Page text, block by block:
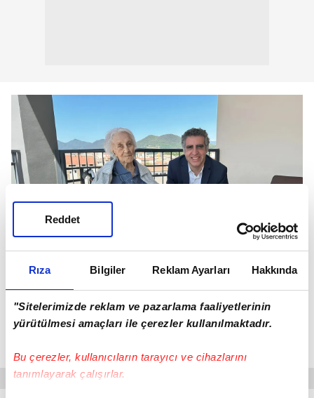
Rıza Bilgiler Reklam Ayarları Hakkında
"Sitelerimizde reklam ve pazarlama faaliyetlerinin
yürütülmesi amaçları ile çerezler kullanılmaktadır.
Bu çerezler, kullanıcıların tarayıcı ve cihazlarını
tanımlayarak çalışırlar.
Reddet
117 yaşına kadar yaşayan Branyas’ın hücreleri, gerçek